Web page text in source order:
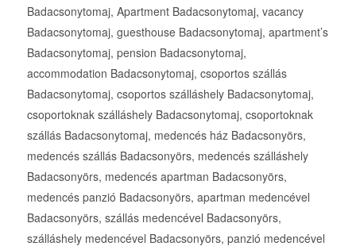
Badacsonytomaj, Apartment Badacsonytomaj, vacancy
Badacsonytomaj, guesthouse Badacsonytomaj, apartment’s
Badacsonytomaj, pension Badacsonytomaj,
accommodation Badacsonytomaj, csoportos szállás
Badacsonytomaj, csoportos szálláshely Badacsonytomaj,
csoportoknak szálláshely Badacsonytomaj, csoportoknak
szállás Badacsonytomaj, medencés ház Badacsonyörs,
medencés szállás Badacsonyörs, medencés szálláshely
Badacsonyörs, medencés apartman Badacsonyörs,
medencés panzió Badacsonyörs, apartman medencével
Badacsonyörs, szállás medencével Badacsonyörs,
szálláshely medencével Badacsonyörs, panzió medencével